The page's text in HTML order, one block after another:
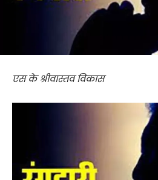
एस के श्रीवास्तव विकास